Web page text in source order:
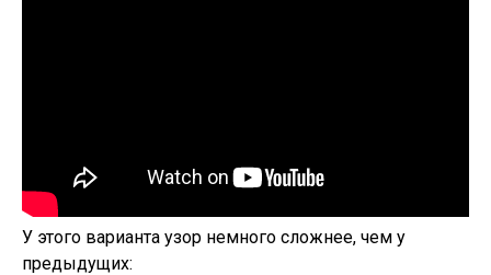
У этого варианта узор немного сложнее, чем у
предыдущих: